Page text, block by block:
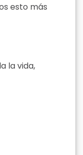
esto más
la vida,